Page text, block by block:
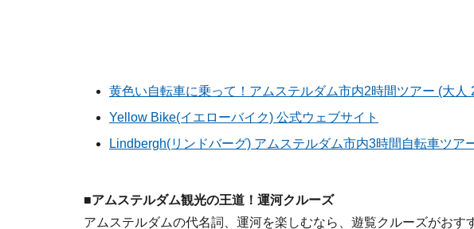
黄色い自転車に乗って！アムステルダム市内2時間ツアー (大人
Yellow Bike(イエローバイク) 公式ウェブサイト
Lindbergh(リンドバーグ) アムステルダム市内3時間自転車ツア
■アムステルダム観光の王道！運河クルーズ
アムステルダムの代名詞、運河を楽しむなら、遊覧クルーズがおす